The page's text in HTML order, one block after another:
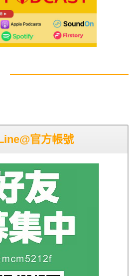
官方帳號